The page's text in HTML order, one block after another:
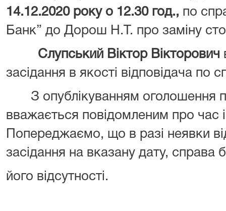
14.12.2020 рокуо 12.30 год., по
Банк” до Дорош Н.Т. про заміну
Слупський Віктор Вікторович
засідання в якості відповідача по
З опублікуванням оголошення
вважається повідомленим про час
Попереджаємо, що в разі неявки
засідання на вказану дату, справа
його відсутності.